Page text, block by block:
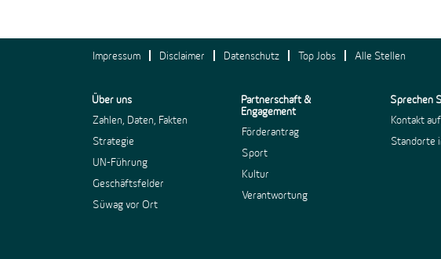
Impressum Disclaimer Datenschutz Top Jobs Alle Stellen
Über uns
Zahlen, Daten, Fakten
Strategie
UN-Führung
Geschäftsfelder
Süwag vor Ort
Partnerschaft &
Engagement
Förderantrag
Sport
Kultur
Verantwortung
Sprechen
Kontakt
Standorte